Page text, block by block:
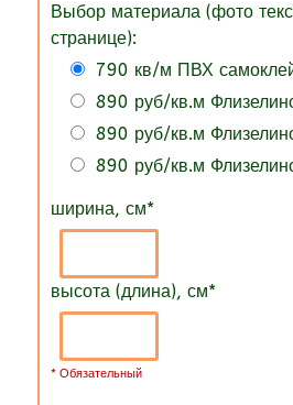
Выбор материала (фото
странице):
790 кв/м ПВХ
890 руб/кв.м
890 руб/кв.м
890 руб/кв.м
ширина, см*
высота (длина), см*
* Обязательный